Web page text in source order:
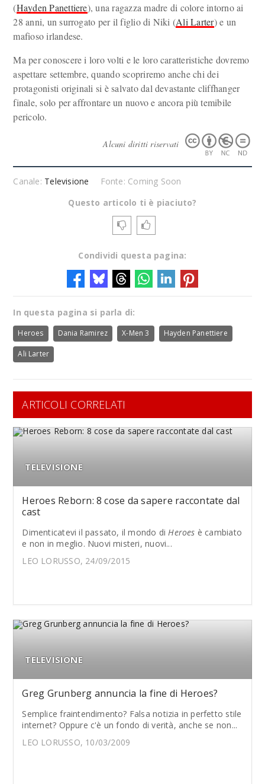
(Hayden Panettiere), una ragazza madre di colore intorno ai
28 anni, un surrogato per il figlio di Niki (Ali Larter) e un
mafioso irlandese.
Ma per conoscere i loro volti e le loro caratteristiche dovremo
aspettare settembre, quando scopriremo anche chi dei
protagonisti originali si è salvato dal devastante cliffhanger
finale, solo per affrontare un nuovo e ancora più temibile
pericolo.
Alcuni diritti riservati
Canale: Televisione
Fonte: Coming Soon
Questo articolo ti è piaciuto?
Condividi questa pagina:
In questa pagina si parla di:
Heroes Dania Ramirez X-Men 3 Hayden Panettiere
Ali Larter
ARTICOLI CORRELATI
TELEVISIONE
Heroes Reborn: 8 cose da sapere raccontate dal
cast
Dimenticatevi il passato, il mondo diHeroes è cambiato
e non in meglio. Nuovi misteri, nuovi...
LEO LORUSSO, 24/09/2015
TELEVISIONE
Greg Grunberg annuncia la fine di Heroes?
Semplice fraintendimento? Falsa notizia in perfetto stile
internet? Oppure c'è un fondo di verità, anche se non...
LEO LORUSSO, 10/03/2009